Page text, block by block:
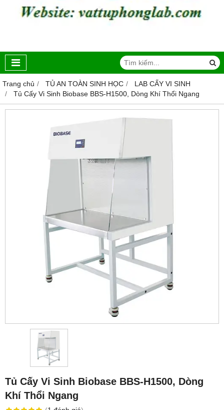
Trang chủ TỦ AN TOÀN SINH HỌC
LAB CẤY VI SINH
Tủ Cấy Vi Sinh Biobase BBS-H1500, Dòng Khí Thổi Ngang
Tủ Cấy Vi Sinh Biobase BBS-H1500, Dòng
Khí Thổi Ngang